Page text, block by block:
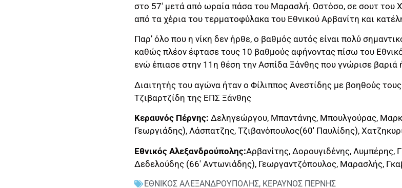
στο 57′ μετά από ωραία πάσα του Μαρασλή. Ωστόσο, σε σουτ του
από τα χέρια του τερματοφύλακα του Εθνικού Αρβανίτη και
Παρ’ όλο που η νίκη δεν ήρθε, ο βαθμός αυτός είναι πολύ
καθώς πλέον έφτασε τους 10 βαθμούς αφήνοντας πίσω του
ενώ έπιασε στην 11η θέση την Ασπίδα Ξάνθης που γνώρισε βαριά
Διαιτητής του αγώνα ήταν ο Φίλιππος Ανεστίδης με βοηθούς
Τζιβαρτζίδη της ΕΠΣ Ξάνθης
Κεραυνός Πέρνης: Δεληγεώργου, Μπαντάνης, Μπουλγούρας,
Γεωργιάδης), Λάσπατζης, Τζιβανόπουλος(60′ Παυλίδης),
Εθνικός Αλεξανδρούπολης:Αρβανίτης, Δορουγιδένης, Λυμπέρης,
Δεδελούδης (66′ Αντωνιάδης), Γεωργαντζόπουλος, Μαρασλής,
ΕΘΝΙΚΟΣ ΑΛΕΞΑΝΔΡΟΥΠΟΛΗΣ, ΚΕΡΑΥΝΟΣ ΠΕΡΝΗΣ